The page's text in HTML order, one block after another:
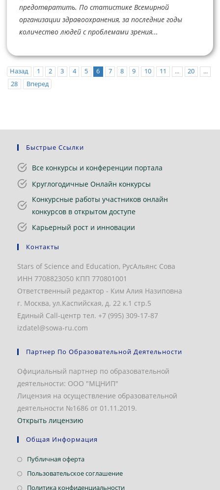
предотвратить. По статистике Всемирной
организации здравоохранения, за последние годы
количество людей с проблемами зрения...
Назад 1 2 3 4 5 6 7 8 9 10 11 ... 20
...
28
Вперед
Быстрые Ссылки
Все конкурсы и конференции портала
Круглогодичные Онлайн конкурсы
Конкурсные работы участников онлайн
конкурсов в открытом доступе
Карьерный рост и инновации
Контакты
Stars of Science and Education, РусАльянс Сова
ИНН 7708823050 КПП 770801001
Ответственный редактор - Ким Алия Назиповна
г. Москва, ул.Каспийская, д. 22 к.1 стр.5
Единый Call-центр тел. +7 (995) 309-17-87
izdatel@sowa-ru.com
Партнер По Образовательной Деятельности
Официальный партнер по образовательной
деятельности: ООО "МЦНИП"
Лицензия на осуществление образовательной
деятельности №1686 от 01.11.2019.
Открыть лицензию
Общая Информация
Публичная офертаОткроется
в
Пользовательское соглашениеОткроется
в
Политика конфиденциальностиОткроется